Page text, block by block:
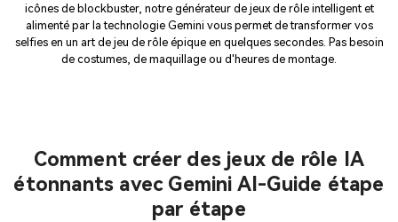
icônes de blockbuster, notre générateur de jeux de rôle intelligent et
alimenté par la technologie Gemini vous permet de transformer vos
selfies en un art de jeu de rôle épique en quelques secondes. Pas besoin
de costumes, de maquillage ou d'heures de montage.
Comment créer des jeux de rôle IA
étonnants avec Gemini AI-Guide étape
par étape